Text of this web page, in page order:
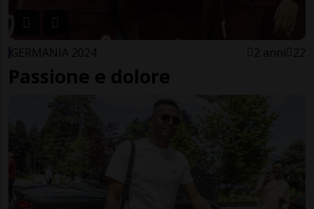
GERMANIA 2024 2 anni 22
Passione e dolore